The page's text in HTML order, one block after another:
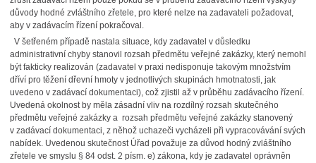
důvody hodné zvláštního zřetele, pro které nelze na zadavateli požadovat,
aby v zadávacím řízení pokračoval.
V šetřeném případě nastala situace, kdy zadavatel v důsledku
administrativní chyby stanovil rozsah předmětu veřejné zakázky, který nemohl
být fakticky realizován (zadavatel v praxi nedisponuje takovým množstvím
dříví pro těžení dřevní hmoty v jednotlivých skupinách hmotnatosti, jak
uvedeno v zadávací dokumentaci), což zjistil až v průběhu zadávacího řízení.
Uvedená okolnost by měla zásadní vliv na rozdílný rozsah skutečného
předmětu veřejné zakázky a rozsah předmětu veřejné zakázky stanovený
v zadávací dokumentaci, z něhož uchazeči vycházeli při vypracovávání svých
nabídek. Uvedenou skutečnost Úřad považuje za důvod hodný zvláštního
zřetele ve smyslu § 84 odst. 2 písm. e) zákona, kdy je zadavatel oprávněn